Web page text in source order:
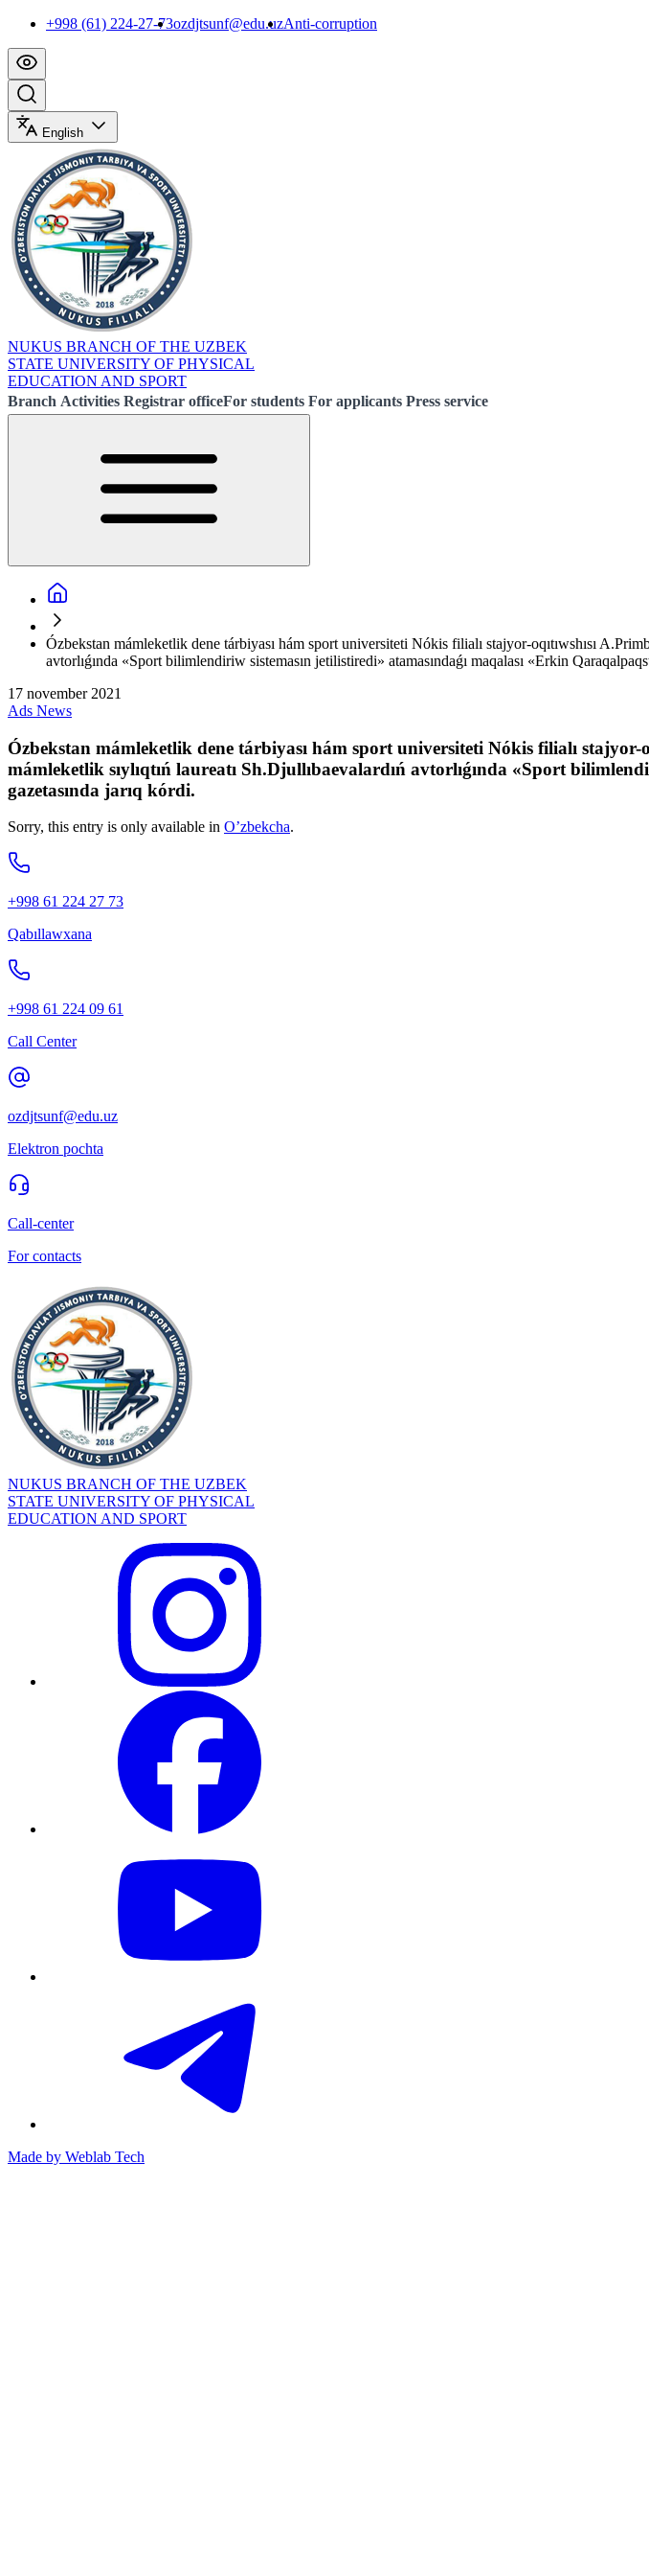
+998 (61) 224-27-73ozdjtsunf@edu.uzAnti-corruption
English
NUKUS BRANCH OF THE UZBEK
STATE UNIVERSITY OF PHYSICAL
EDUCATION AND SPORT
Branch Activities Registrar officeFor students For applicants Press service
Ózbekstan mámleketlik dene tárbiyası hám sport universiteti Nókis filialı stajyor-oqıtıwshısı
avtorlıǵında «Sport bilimlendiriw sistemasın jetilistiredi» atamasındaǵı maqalası «Erkin
17 november 2021
Ads News
Ózbekstan mámleketlik dene tárbiyası hám sport universiteti Nókis filialı
mámleketlik sıylıqtıń laureatı Sh.Djullıbaevalardıń avtorlıǵında «Sport
gazetasında jarıq kórdi.
Sorry, this entry is only available in O’zbekcha.
+998 61 224 27 73
Qabıllawxana
+998 61 224 09 61
Call Center
ozdjtsunf@edu.uz
Elektron pochta
Call-center
For contacts
NUKUS BRANCH OF THE UZBEK
STATE UNIVERSITY OF PHYSICAL
EDUCATION AND SPORT
Made by Weblab Tech